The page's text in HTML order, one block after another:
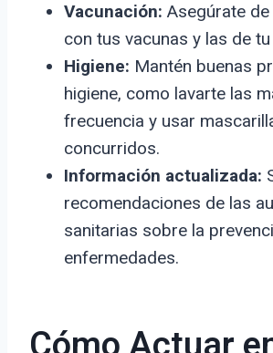
Vacunación: Asegúrate
con tus vacunas y las de
Higiene: Mantén buenas
higiene, como lavarte las
frecuencia y usar
concurridos.
Información actualizada:
recomendaciones de las
sanitarias sobre la
enfermedades.